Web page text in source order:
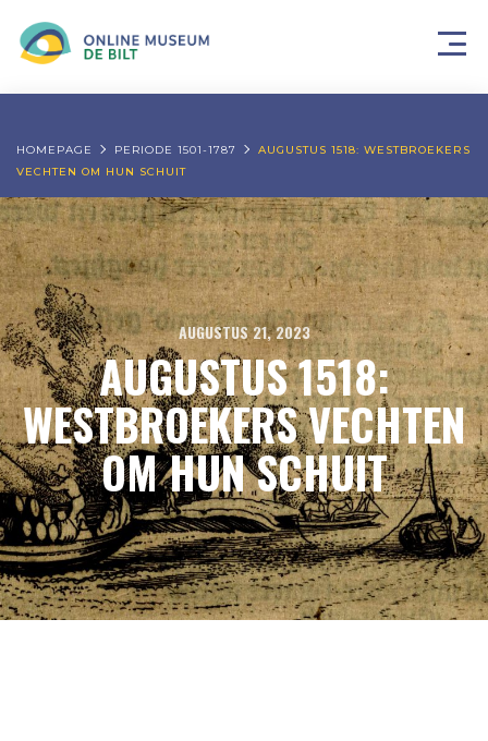
HOMEPAGE PERIODE 1501-1787
AUGUSTUS 1518: WESTBROEKERS
VECHTEN OM HUN SCHUIT
AUGUSTUS 21, 2023
AUGUSTUS 1518:
WESTBROEKERS VECHTEN
OM HUN SCHUIT